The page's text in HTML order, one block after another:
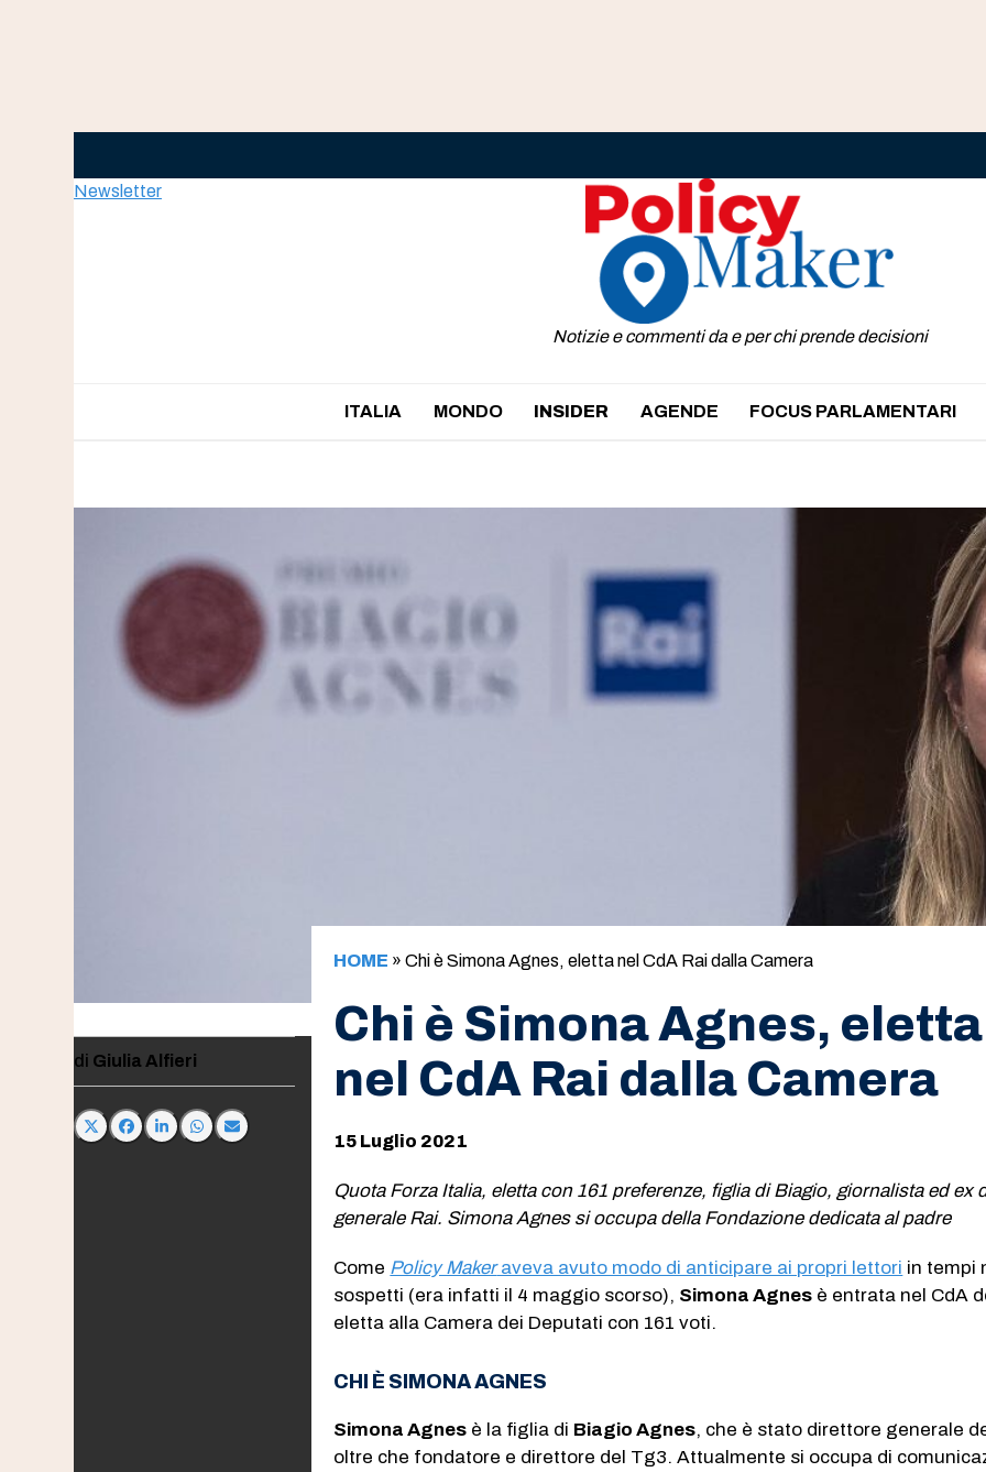
Newsletter
Notizie e commenti da e per chi prende decisioni
ITALIA MONDO INSIDER AGENDE FOCUS PARLAMENTARI
Giulia Alfieri
HOME »Chi è Simona Agnes, eletta nel CdA Rai dalla Camera
Chi è Simona Agnes, eletta
nel CdA Rai dalla Camera
15 Luglio 2021
Quota Forza Italia, eletta con 161 preferenze, figlia di Biagio, giornalista ed ex
generale Rai. Simona Agnes si occupa della Fondazione dedicata al padre
Come Policy Makeraveva avuto modo di anticipare ai propri lettori in tempi
sospetti (era infatti il 4 maggio scorso), Simona Agnes è entrata nel CdA
eletta alla Camera dei Deputati con 161 voti.
CHI È SIMONA AGNES
Simona Agnes è la figlia di Biagio Agnes, che è stato direttore generale
oltre che fondatore e direttore del Tg3. Attualmente si occupa di